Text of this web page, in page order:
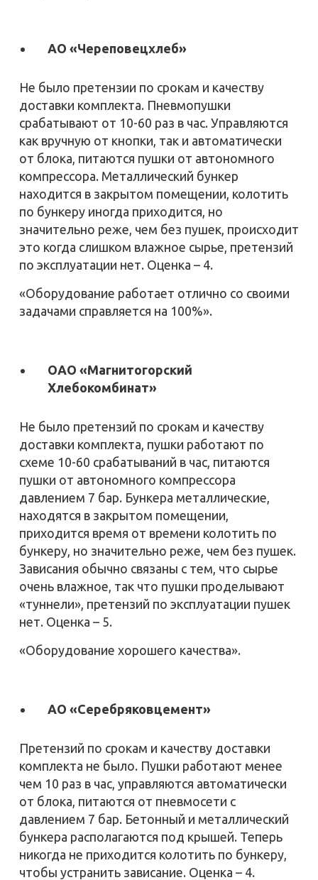
АО «Череповецхлеб»
Не было претензии по срокам и качеству
доставки комплекта. Пневмопушки
срабатывают от 10-60 раз в час. Управляются
как вручную от кнопки, так и автоматически
от блока, питаются пушки от автономного
компрессора. Металлический бункер
находится в закрытом помещении, колотить
по бункеру иногда приходится, но
значительно реже, чем без пушек, происходит
это когда слишком влажное сырье, претензий
по эксплуатации нет. Оценка – 4.
«Оборудование работает отлично со своими
задачами справляется на 100%».
ОАО «Магнитогорский
Хлебокомбинат»
Не было претензий по срокам и качеству
доставки комплекта, пушки работают по
схеме 10-60 срабатываний в час, питаются
пушки от автономного компрессора
давлением 7 бар. Бункера металлические,
находятся в закрытом помещении,
приходится время от времени колотить по
бункеру, но значительно реже, чем без пушек.
Зависания обычно связаны с тем, что сырье
очень влажное, так что пушки проделывают
«туннели», претензий по эксплуатации пушек
нет. Оценка – 5.
«Оборудование хорошего качества».
АО «Серебряковцемент»
Претензий по срокам и качеству доставки
комплекта не было. Пушки работают менее
чем 10 раз в час, управляются автоматически
от блока, питаются от пневмосети с
давлением 7 бар. Бетонный и металлический
бункера располагаются под крышей. Теперь
никогда не приходится колотить по бункеру,
чтобы устранить зависание. Оценка – 4.